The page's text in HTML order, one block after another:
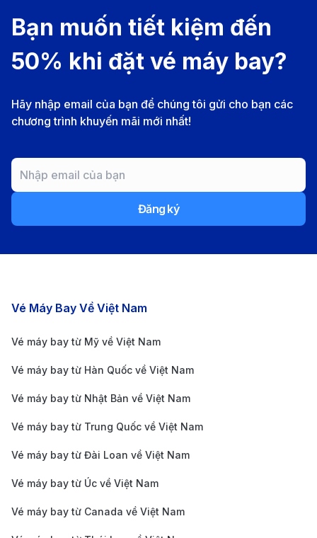
Sân bay quốc tế Lộc Khẩu Nam Kinh (NKG) là sân
bay chính phục vụ thành phố Nam Kinh và các khu
vực lân cận. Sân bay này nằm cách trung tâm thành
trong những sân bay lớn nhất khu vực miền Đông
bay nội địa và quốc tế. Sân bay Lộc Khẩu Nam Kinh
có hai nhà ga chính (Terminal 1 và Terminal 2), phục
vụ cả các chuyến bay nội địa và quốc tế. Cả hai nhà
ga đều được trang bị đầy đủ các tiện nghi. Sân bay
có thể tận dụng các dịch vụ phòng chờ VIP và khu
vực nghỉ ngơi tại sân bay.
về trung tâm Nam Kinh
phố khoảng 35 km, và có nhiều phương tiện di chuyển
từ sân bay vào trung tâm thành phố:
Xe taxi:Là phương tiện di chuyển phổ biến và tiện
Bạn muốn tiết kiệm đến
50% khi đặt vé máy bay?
Hãy nhập email của bạn để chúng tôi gửi cho bạn các
chương trình khuyến mãi mới nhất!
Đăng ký
Các chặng bay nổi bật
Vé Máy Bay Về Việt Nam
Vé máy bay từ Mỹ về Việt Nam
Vé máy bay từ Hàn Quốc về Việt Nam
Vé máy bay từ Nhật Bản về Việt Nam
Vé máy bay từ Trung Quốc về Việt Nam
Vé máy bay từ Đài Loan về Việt Nam
Vé máy bay từ Úc về Việt Nam
Vé máy bay từ Canada về Việt Nam